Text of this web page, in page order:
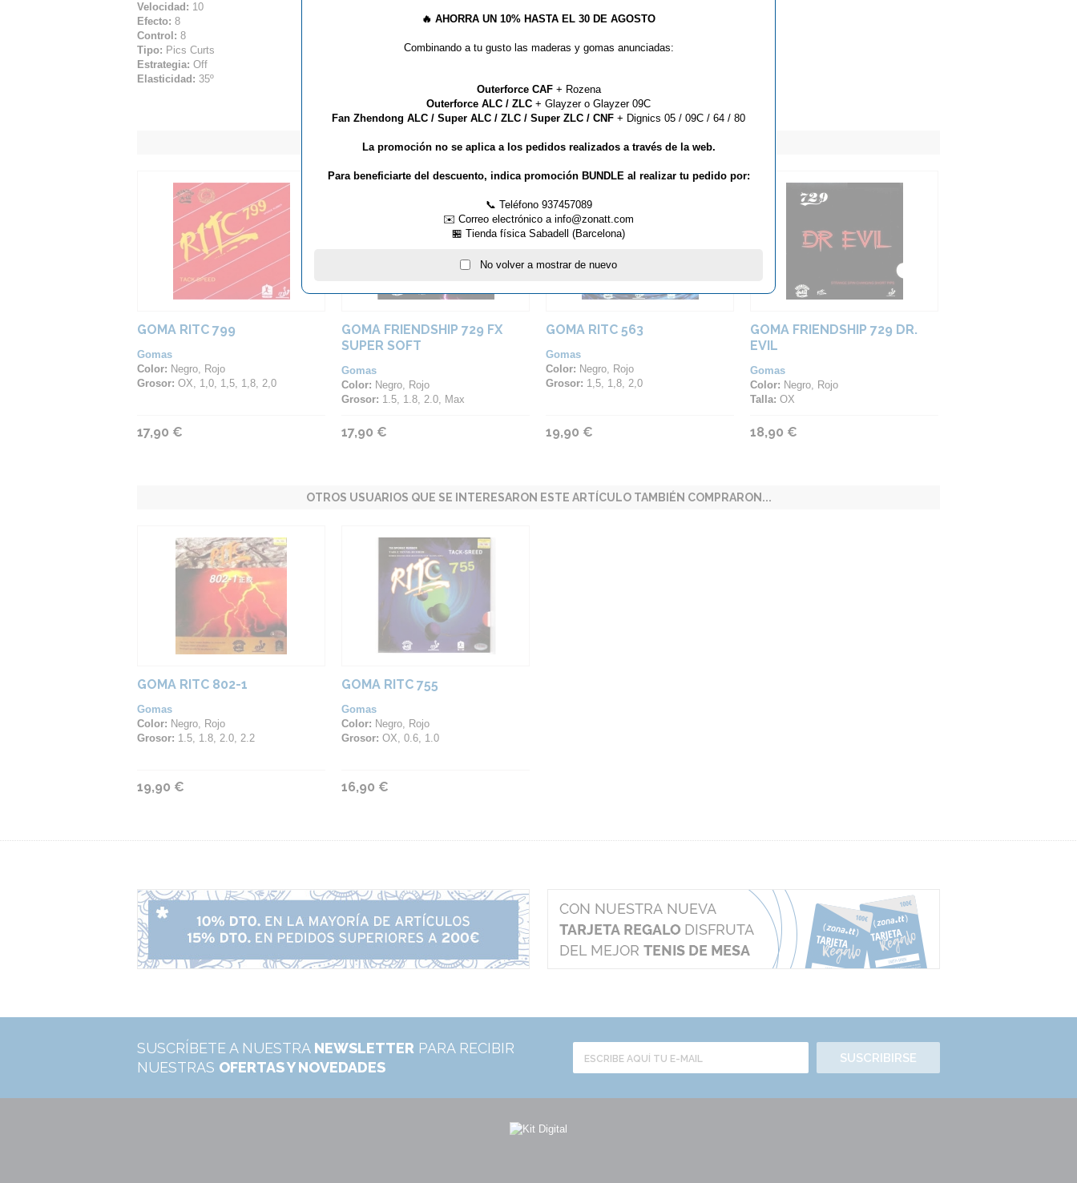
Velocidad: 10
Efecto: 8
Control: 8
Tipo: Pics Curts
Estrategia: Off
Elasticidad: 35º
ARTÍCULOS QUE TE PUEDEN INTERESAR...
GOMA RITC 799
Gomas
Color: Negro, Rojo
Grosor: OX, 1,0, 1,5, 1,8, 2,0
17,90 €
GOMA FRIENDSHIP 729 FX
SUPER SOFT
Gomas
Color: Negro, Rojo
Grosor: 1.5, 1.8, 2.0, Max
17,90 €
GOMA RITC 563
Gomas
Color: Negro, Rojo
Grosor: 1,5, 1,8, 2,0
19,90 €
GOMA FRIENDSHIP 729 DR.
EVIL
Gomas
Color: Negro, Rojo
Talla: OX
18,90 €
OTROS USUARIOS QUE SE INTERESARON ESTE ARTÍCULO TAMBIÉN COMPRARON...
GOMA RITC 802-1
Gomas
Color: Negro, Rojo
Grosor: 1.5, 1.8, 2.0, 2.2
19,90 €
GOMA RITC 755
Gomas
Color: Negro, Rojo
Grosor: OX, 0.6, 1.0
16,90 €
SUSCRÍBETE A NUESTRA NEWSLETTER PARA RECIBIR
NUESTRAS OFERTAS Y NOVEDADES
SUSCRIBIRSE
🔥 AHORRA UN 10% HASTA EL 30 DE AGOSTO
Combinando a tu gusto las maderas y gomas anunciadas:
Outerforce CAF+ Rozena
Outerforce ALC / ZLC + Glayzer o Glayzer 09C
Fan Zhendong ALC / Super ALC / ZLC / Super ZLC / CNF + Dignics 05 / 09C / 64 / 80
La promoción no se aplica a los pedidos realizados a través de la web.
Para beneficiarte del descuento, indica promoción BUNDLE al realizar tu pedido por:
📞 Teléfono 937457089
✉️ Correo electrónico a info@zonatt.com
🏪 Tienda física Sabadell (Barcelona)
No volver a mostrar de nuevo